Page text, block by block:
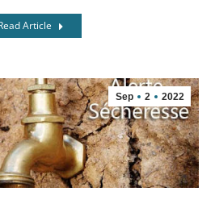
Article
Sep 2 2022